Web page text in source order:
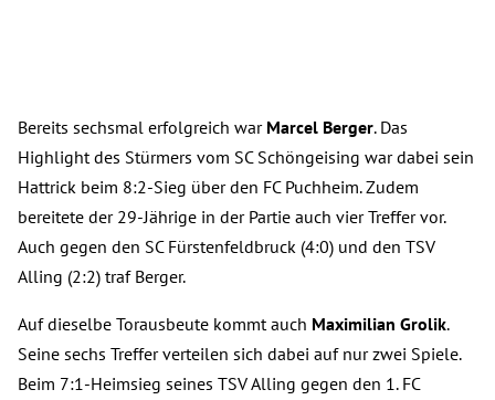
Bereits sechsmal erfolgreich war Marcel Berger. Das
Highlight des Stürmers vom SC Schöngeising war dabei sein
Hattrick beim 8:2-Sieg über den FC Puchheim. Zudem
bereitete der 29-Jährige in der Partie auch vier Treffer vor.
Auch gegen den SC Fürstenfeldbruck (4:0) und den TSV
Alling (2:2) traf Berger.
Auf dieselbe Torausbeute kommt auch Maximilian Grolik.
Seine sechs Treffer verteilen sich dabei auf nur zwei Spiele.
Beim 7:1-Heimsieg seines TSV Alling gegen den 1. FC